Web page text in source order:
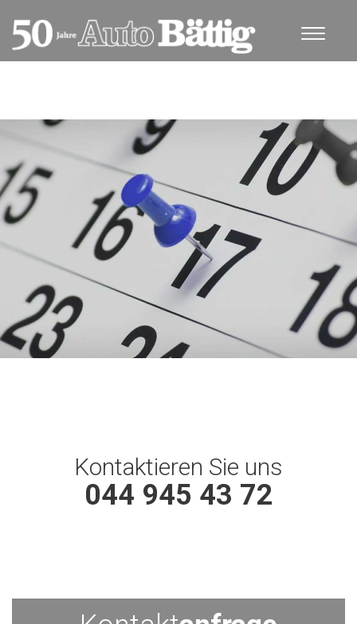
Kontaktieren Sie uns
044 945 43 72